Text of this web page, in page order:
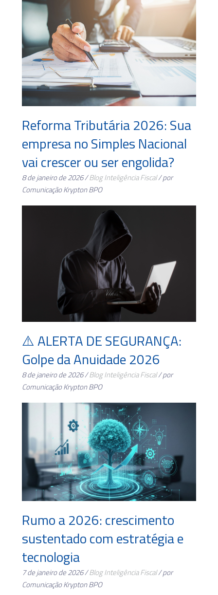
Reforma Tributária 2026: Sua
empresa no Simples Nacional
vai crescer ou ser engolida?
8 de janeiro de 2026 /BlogInteligência Fiscal/ por
Comunicação Krypton BPO
⚠️ ALERTA DE SEGURANÇA:
Golpe da Anuidade 2026
8 de janeiro de 2026 /BlogInteligência Fiscal/ por
Comunicação Krypton BPO
Rumo a 2026: crescimento
sustentado com estratégia e
tecnologia
7 de janeiro de 2026 /BlogInteligência Fiscal/ por
Comunicação Krypton BPO